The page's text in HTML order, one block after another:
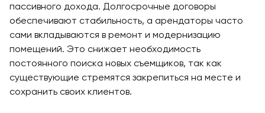
пассивного дохода. Долгосрочные договоры
обеспечивают стабильность, а арендаторы часто
сами вкладываются в ремонт и модернизацию
помещений. Это снижает необходимость
постоянного поиска новых съемщиков, так как
существующие стремятся закрепиться на месте и
сохранить своих клиентов.